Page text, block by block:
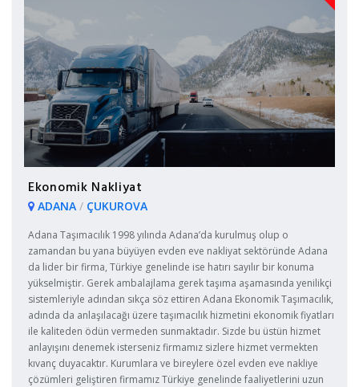
Ekonomik Nakliyat
ADANA / ÇUKUROVA
Adana Taşımacılık 1998 yılında Adana’da kurulmuş olup o
zamandan bu yana büyüyen evden eve nakliyat sektöründe Adana
da lider bir firma, Türkiye genelinde ise hatırı sayılır bir konuma
yükselmiştir. Gerek ambalajlama gerek taşıma aşamasında yenilikçi
sistemleriyle adından sıkça söz ettiren Adana Ekonomik Taşımacılık,
adında da anlaşılacağı üzere taşımacılık hizmetini ekonomik fiyatları
ile kaliteden ödün vermeden sunmaktadır. Sizde bu üstün hizmet
anlayışını denemek isterseniz firmamız sizlere hizmet vermekten
kıvanç duyacaktır. Kurumlara ve bireylere özel evden eve nakliye
çözümleri geliştiren firmamız Türkiye genelinde faaliyetlerini uzun